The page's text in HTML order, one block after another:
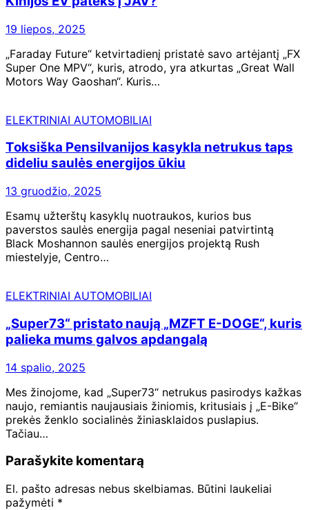
19 liepos, 2025
„Faraday Future“ ketvirtadienį pristatė savo artėjantį „FX
Super One MPV“, kuris, atrodo, yra atkurtas „Great Wall
Motors Way Gaoshan“. Kuris…
ELEKTRINIAI AUTOMOBILIAI
Toksiška Pensilvanijos kasykla netrukus taps
dideliu saulės energijos ūkiu
13 gruodžio, 2025
Esamų užterštų kasyklų nuotraukos, kurios bus
paverstos saulės energija pagal neseniai patvirtintą
Black Moshannon saulės energijos projektą Rush
miestelyje, Centro…
ELEKTRINIAI AUTOMOBILIAI
„Super73“ pristato naują „MZFT E-DOGE“, kuris
palieka mums galvos apdangalą
14 spalio, 2025
Mes žinojome, kad „Super73“ netrukus pasirodys kažkas
naujo, remiantis naujausiais žiniomis, kritusiais į „E-Bike“
prekės ženklo socialinės žiniasklaidos puslapius.
Tačiau…
Parašykite komentarą
El. pašto adresas nebus skelbiamas. Būtini laukeliai
pažymėti *